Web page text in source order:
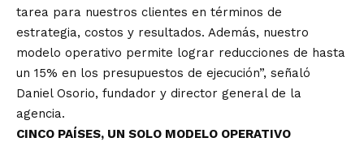
tarea para nuestros clientes en términos de
estrategia, costos y resultados. Además, nuestro
modelo operativo permite lograr reducciones de hasta
un 15% en los presupuestos de ejecución”, señaló
Daniel Osorio, fundador y director general de la
agencia.
CINCO PAÍSES, UN SOLO MODELO OPERATIVO